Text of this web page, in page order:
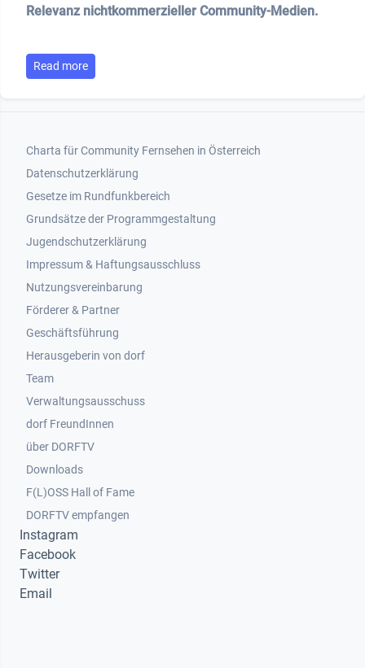
Relevanz nichtkommerzieller Community-Medien.
Read more
Footer 1
Charta für Community Fernsehen in Österreich
Datenschutzerklärung
Gesetze im Rundfunkbereich
Grundsätze der Programmgestaltung
Jugendschutzerklärung
Impressum & Haftungsausschluss
Nutzungsvereinbarung
Footer 2
Förderer & Partner
Geschäftsführung
Herausgeberin von dorf
Team
Verwaltungsausschuss
dorf FreundInnen
Footer 3
über DORFTV
Downloads
F(L)OSS Hall of Fame
Footer 4
DORFTV empfangen
Instagram
Facebook
Twitter
Email